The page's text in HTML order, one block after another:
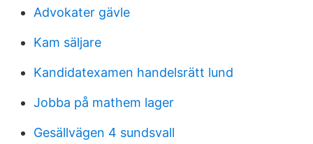
Advokater gävle
Kam säljare
Kandidatexamen handelsrätt lund
Jobba på mathem lager
Gesällvägen 4 sundsvall